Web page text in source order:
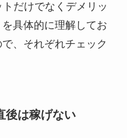
だけでなくデメリッ
具体的に理解してお
、それぞれチェック
後は稼げない